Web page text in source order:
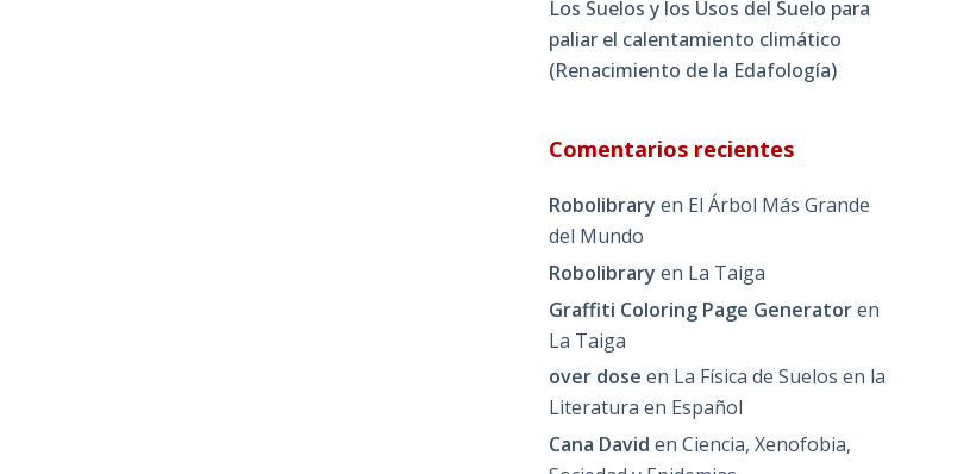
Los Suelos y los Usos del Suelo para
paliar el calentamiento climático
(Renacimiento de la Edafología)
Comentarios recientes
Robolibrary en El Árbol Más Grande
del Mundo
Robolibrary en La Taiga
Graffiti Coloring Page Generatoren
La Taiga
over dose en La Física de Suelos en la
Literatura en Español
Cana David enCiencia, Xenofobia,